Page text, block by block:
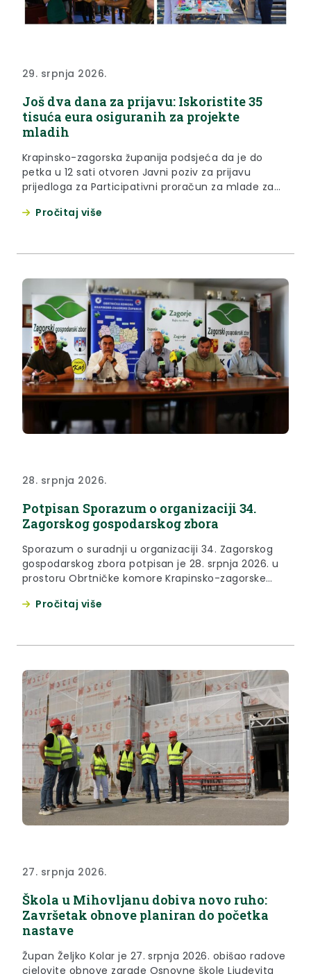
29. srpnja 2026.
Još dva dana za prijavu: Iskoristite 35
tisuća eura osiguranih za projekte
mladih
Krapinsko-zagorska županija podsjeća da je do
petka u 12 sati otvoren Javni poziv za prijavu
prijedloga za Participativni proračun za mlade za
potaknuti uključivanje mladih u odlučivanje i
Pročitaj više
28. srpnja 2026.
Potpisan Sporazum o organizaciji 34.
Zagorskog gospodarskog zbora
Sporazum o suradnji u organizaciji 34. Zagorskog
gospodarskog zbora potpisan je 28. srpnja 2026. u
prostoru Obrtničke komore Krapinsko-zagorske
potpisali župan Krapinsko-zagorske županije Željko
Krapinsko-zagorske županije Nenad...
Pročitaj više
27. srpnja 2026.
Škola u Mihovljanu dobiva novo ruho:
Završetak obnove planiran do početka
nastave
Župan Željko Kolar je 27. srpnja 2026. obišao radove
cjelovite obnove zgrade Osnovne škole Ljudevita